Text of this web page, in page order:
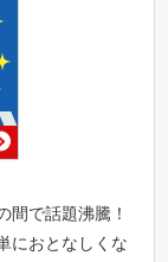
間で話題沸騰！
におとなしくな